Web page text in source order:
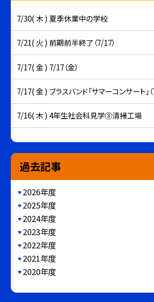
7/30( 木 ) 夏季休業中の学校
7/21( 火 ) 前期前半終了（7/17）
7/17( 金 ) 7/17（金）
7/17( 金 ) ブラスバンド「サマーコンサート」（
7/16( 木 ) 4年生社会科見学③清掃工場
過去記事
2026年度
2025年度
2024年度
2023年度
2022年度
2021年度
2020年度